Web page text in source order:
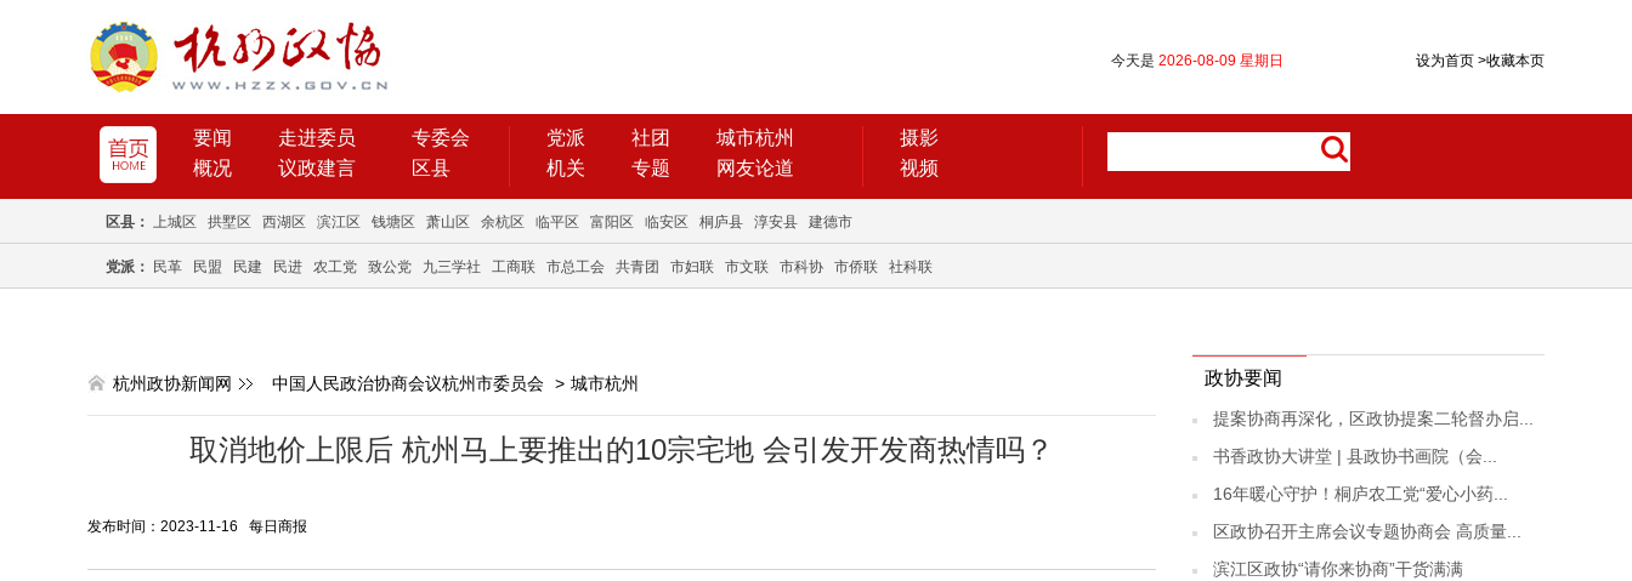
设为首页 >收藏本页
今天是 2026-08-09 星期日
要闻 走进委员
专委会
概况
议政建言 区县
党派 社团
城市杭州
机关
专题 网友论道
摄影
视频
区县： 上城区 拱墅区 西湖区 滨江区 钱塘区 萧山区 余杭区 临平区 富阳区 临安区 桐庐县 淳安县 建德市
党派： 民革 民盟 民建 民进 农工党 致公党 九三学社 工商联 市总工会 共青团 市妇联 市文联 市科协 市侨联 社科联
杭州政协新闻网 中国人民政治协商会议杭州市委员会 > 城市杭州
取消地价上限后 杭州马上要推出的10宗宅地 会引发开发商热情吗？
发布时间：2023-11-16 每日商报
政协要闻
提案协商再深化，区政协提案二轮督办启...
书香政协大讲堂 | 县政协书画院（会...
16年暖心守护！桐庐农工党“爱心小药...
区政协召开主席会议专题协商会 高质量...
滨江区政协“请你来协商”干货满满